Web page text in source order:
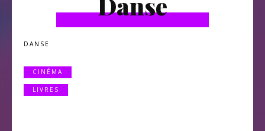
DANSE
CINÉMA
LIVRES